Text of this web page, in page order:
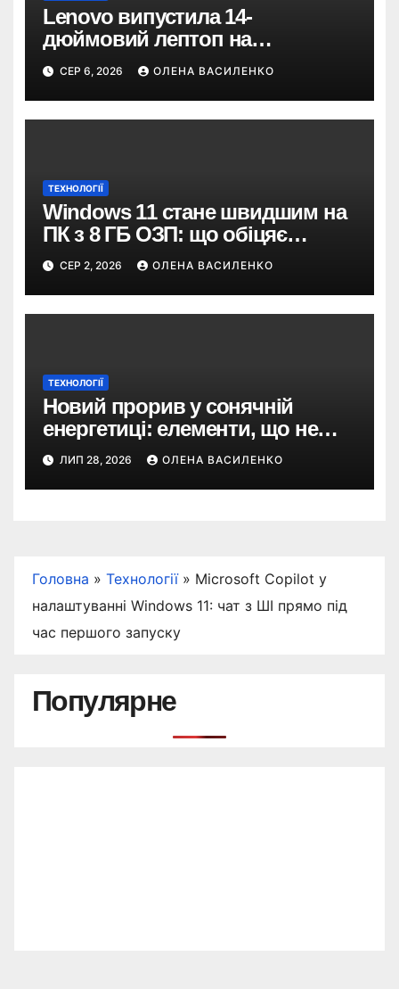
Lenovo випустила 14-
дюймовий лептоп на
Snapdragon X2 з автономністю
понад 33 години
СЕР 6, 2026 ОЛЕНА ВАСИЛЕНКО
ТЕХНОЛОГІЇ
Windows 11 стане швидшим на
ПК з 8 ГБ ОЗП: що обіцяє
Microsoft
СЕР 2, 2026 ОЛЕНА ВАСИЛЕНКО
ТЕХНОЛОГІЇ
Новий прорив у сонячній
енергетиці: елементи, що не
бояться тіні, зберігають 97%
ефективності
ЛИП 28, 2026 ОЛЕНА ВАСИЛЕНКО
Головна » Технології» Microsoft Copilot у
налаштуванні Windows 11: чат з ШІ прямо під
час першого запуску
Популярне